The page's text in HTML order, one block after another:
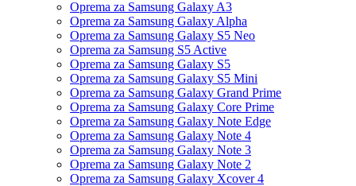
Oprema za Samsung Galaxy A3
Oprema za Samsung Galaxy Alpha
Oprema za Samsung Galaxy S5 Neo
Oprema za Samsung S5 Active
Oprema za Samsung Galaxy S5
Oprema za Samsung Galaxy S5 Mini
Oprema za Samsung Galaxy Grand Prime
Oprema za Samsung Galaxy Core Prime
Oprema za Samsung Galaxy Note Edge
Oprema za Samsung Galaxy Note 4
Oprema za Samsung Galaxy Note 3
Oprema za Samsung Galaxy Note 2
Oprema za Samsung Galaxy Xcover 4